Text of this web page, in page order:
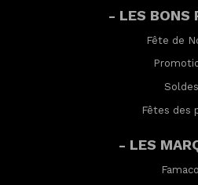
- LES BONS
Fête de
Soldes
Fêtes des
- LES
Famaco